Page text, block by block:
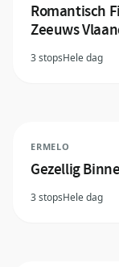
Romantisch
Zeeuws
3 stopsHele dag
ERMELO
Gezellig
3 stopsHele dag